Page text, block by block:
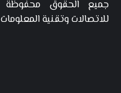
للاتصالات وتقنية المعلومات